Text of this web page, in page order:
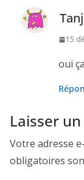
15
oui
Laisser
Votre adresse
obligatoires